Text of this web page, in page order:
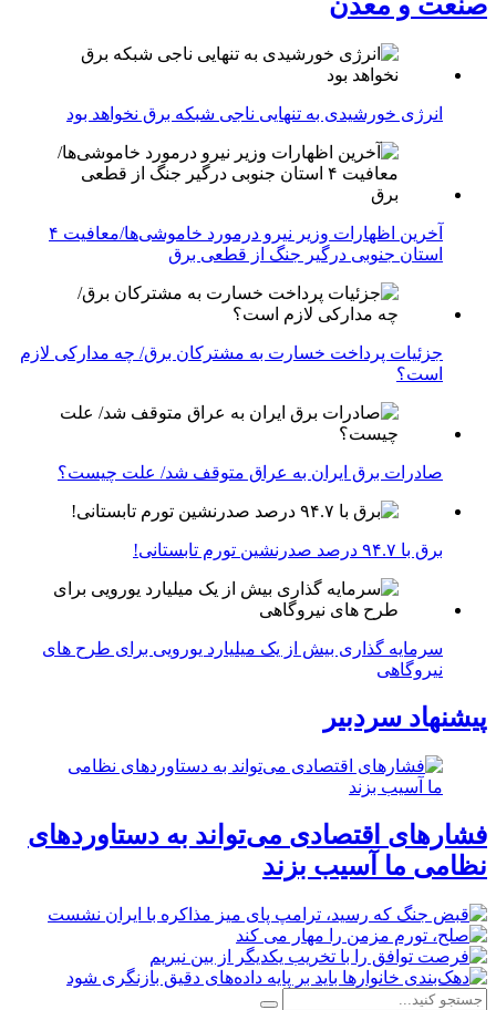
انرژی خورشیدی به تنهایی ناجی شبکه برق نخواهد بود
آخرین اظهارات وزیر نیرو درمورد خاموشی‌ها/معافیت ۴
استان جنوبی درگیر جنگ از قطعی برق
جزئیات پرداخت خسارت به مشترکان برق/ چه مدارکی لازم
است؟
صادرات برق ایران به عراق متوقف شد/ علت چیست؟
برق با ۹۴.۷ درصد صدرنشین تورم تابستانی!
سرمایه گذاری بیش از یک میلیارد یورویی برای طرح های
نیروگاهی
پیشنهاد سردبیر
فشارهای اقتصادی می‌تواند به دستاوردهای
نظامی ما آسیب بزند